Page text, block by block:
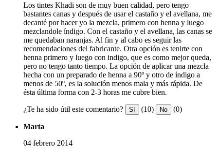
Los tintes Khadi son de muy buen calidad, pero tengo
bastantes canas y después de usar el castaño y el avellana, me
decanté por hacer yo la mezcla, primero con henna y luego
mezclandole índigo. Con el castaño y el avellana, las canas se
me quedaban naranjas. Al fin y al cabo es seguir las
recomendaciones del fabricante. Otra opción es tenirte con
henna primero y luego con indigo, que es como mejor queda,
pero no tengo tanto tiempo. La opción de aplicar una mezcla
hecha con un preparado de henna a 90º y otro de índigo a
menos de 50º, es la solución menos mala y más rápida. De
ésta última forma con 2-3 horas me cubre bien.
¿Te ha sido útil este comentario? Sí (10) No (0)
Marta
04 febrero 2014